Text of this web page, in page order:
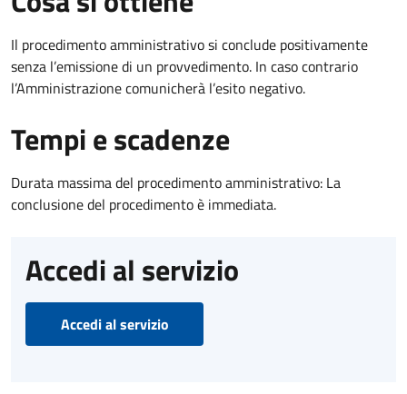
Il procedimento amministrativo si conclude positivamente
senza l’emissione di un provvedimento. In caso contrario
l’Amministrazione comunicherà l’esito negativo.
Tempi e scadenze
Durata massima del procedimento amministrativo: La
conclusione del procedimento è immediata.
Accedi al servizio
Accedi al servizio